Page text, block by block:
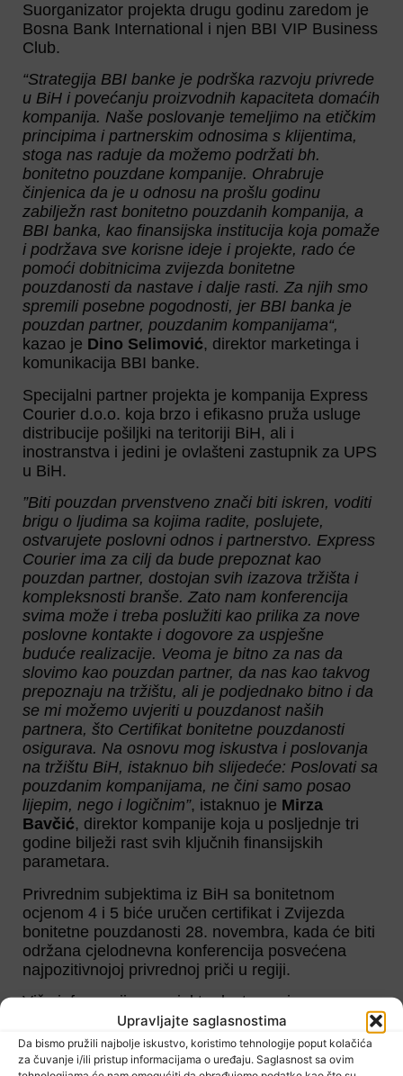
Upravljajte saglasnostima
Da bismo pružili najbolje iskustvo, koristimo tehnologije poput kolačića
za čuvanje i/ili pristup informacijama o uređaju. Saglasnost sa ovim
Suorganizator projekta drugu godinu zaredom je
Bosna Bank International i njen BBI VIP Business
Club.
“Strategija BBI banke je podrška razvoju privrede
u BiH i povećanju proizvodnih kapaciteta domaćih
kompanija. Naše poslovanje temeljimo na etičkim
principima i partnerskim odnosima s klijentima,
stoga nas raduje da možemo podržati bh.
bonitetno pouzdane kompanije. Ohrabruje
činjenica da je u odnosu na prošlu godinu
zabilježn rast bonitetno pouzdanih kompanija, a
BBI banka, kao finansijska institucija koja pomaže
i podržava sve korisne ideje i projekte, rado će
pomoći dobitnicima zvijezda bonitetne
pouzdanosti da nastave i dalje rasti. Za njih smo
spremili posebne pogodnosti, jer BBI banka je
pouzdan partner, pouzdanim kompanijama“,
kazao je Dino Selimović, direktor marketinga i
komunikacija BBI banke.
Specijalni partner projekta je kompanija Express
Courier d.o.o. koja brzo i efikasno pruža usluge
distribucije pošiljki na teritoriji BiH, ali i
inostranstva i jedini je ovlašteni zastupnik za UPS
u BiH.
”Biti pouzdan prvenstveno znači biti iskren, voditi
brigu o ljudima sa kojima radite, poslujete,
ostvarujete poslovni odnos i partnerstvo. Express
Courier ima za cilj da bude prepoznat kao
pouzdan partner, dostojan svih izazova tržišta i
kompleksnosti branše. Zato nam konferencija
svima može i treba poslužiti kao prilika za nove
poslovne kontakte i dogovore za uspješne
buduće realizacije. Veoma je bitno za nas da
slovimo kao pouzdan partner, da nas kao takvog
prepoznaju na tržištu, ali je podjednako bitno i da
se mi možemo uvjeriti u pouzdanost naših
partnera, što Certifikat bonitetne pouzdanosti
osigurava. Na osnovu mog iskustva i poslovanja
na tržištu BiH, istaknuo bih slijedeće: Poslovati sa
pouzdanim kompanijama, ne čini samo posao
lijepim, nego i logičnim”, istaknuo je Mirza
Bavčić, direktor kompanije koja u posljednje tri
godine bilježi rast svih ključnih finansijskih
parametara.
Privrednim subjektima iz BiH sa bonitetnom
ocjenom 4 i 5 biće uručen certifikat i Zvijezda
bonitetne pouzdanosti 28. novembra, kada će biti
održana cjelodnevna konferencija posvećena
najpozitivnojoj privrednoj priči u regiji.
Više informacija o projektu dostupno je na
www.pouzdanost.ba
Dijeliti